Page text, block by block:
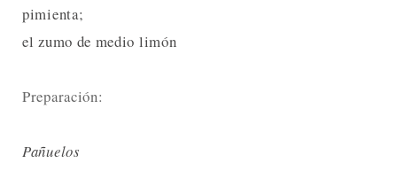
pimienta;
el zumo de medio limón
Preparación:
Pañuelos